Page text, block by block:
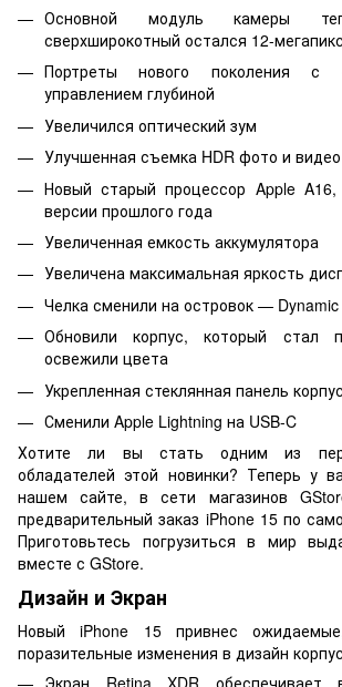
Основной модуль камеры
сверхширокотный остался 12-
Портреты нового поколения с
управлением глубиной
Увеличился оптический зум
Улучшенная съемка HDR фото и видео
Новый старый процессор Apple A16,
версии прошлого года
Увеличенная емкость аккумулятора
Увеличена максимальная яркость
Челка сменили на островок — Dynamic
Обновили корпус, который стал
освежили цвета
Укрепленная стеклянная панель
Сменили Apple Lightning на USB-C
Хотите ли вы стать одним из
обладателей этой новинки? Теперь у
нашем сайте, в сети магазинов
предварительный заказ iPhone 15 по
Приготовьтесь погрузиться в мир
вместе с GStore.
Дизайн и Экран
Новый iPhone 15 привнес
поразительные изменения в дизайн
Экран Retina XDR обеспечивает